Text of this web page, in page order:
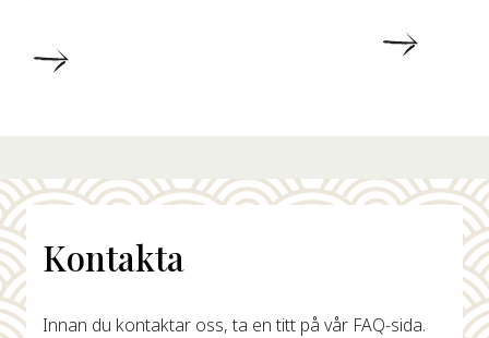
Kontakta
Innan du kontaktar oss, ta en titt på vår FAQ-sida.